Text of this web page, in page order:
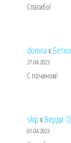
Спасибо!
domna к
27.04.2023
С почином!
skip кВерди.
01.04.2023